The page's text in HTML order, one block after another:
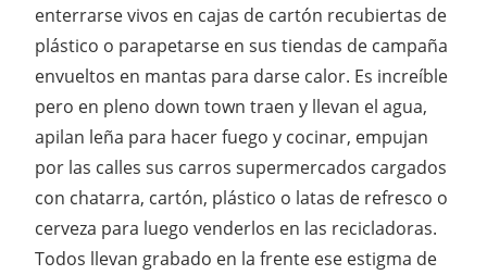
enterrarse vivos en cajas de cartón recubiertas de
plástico o parapetarse en sus tiendas de campaña
envueltos en mantas para darse calor. Es increíble
pero en pleno down town traen y llevan el agua,
apilan leña para hacer fuego y cocinar, empujan
por las calles sus carros supermercados cargados
con chatarra, cartón, plástico o latas de refresco o
cerveza para luego venderlos en las recicladoras.
Todos llevan grabado en la frente ese estigma de